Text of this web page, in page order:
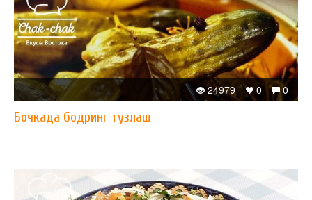
0
0
24979
Бочкада бодринг тузлаш